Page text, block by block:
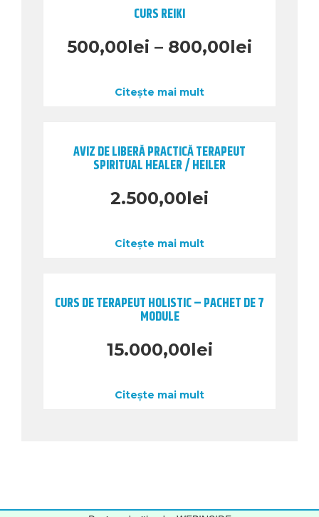
CURS REIKI
500,00lei – 800,00lei
Citește mai mult
AVIZ DE LIBERĂ PRACTICĂ TERAPEUT
SPIRITUAL HEALER / HEILER
2.500,00lei
Citește mai mult
CURS DE TERAPEUT HOLISTIC – PACHET DE 7
MODULE
15.000,00lei
Citește mai mult